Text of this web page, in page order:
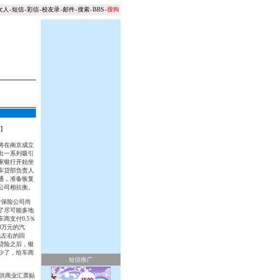
人 -短信-彩信-校友录-邮件-搜索-BBS-搜狗
】
南京成立
一系列吸引
银行开始坐
贷部负责人
，准备恢复
相抗衡。
险公司尚
尽可能多地
商支付0.5％
元的汽
右的回
险之后，银
了，给车商
商业汇票贴
短信推广